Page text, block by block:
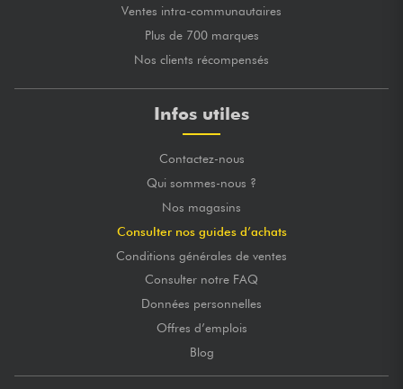
Ventes intra-communautaires
Plus de 700 marques
Nos clients récompensés
Infos utiles
Contactez-nous
Qui sommes-nous ?
Nos magasins
Consulter nos guides d’achats
Conditions générales de ventes
Consulter notre FAQ
Données personnelles
Offres d’emplois
Blog